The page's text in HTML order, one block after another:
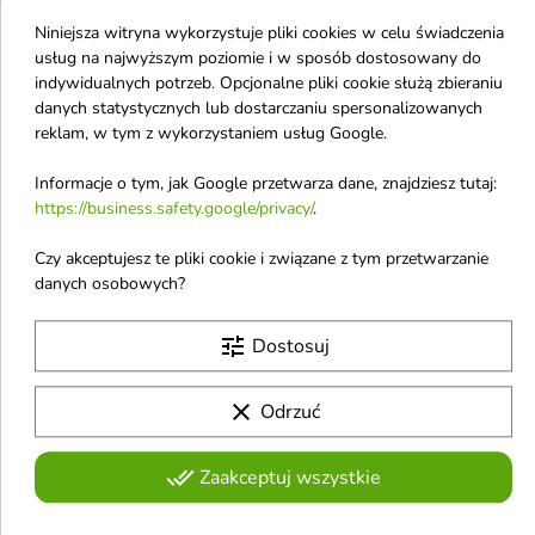
Karl Lagerfeld
Kativa
Katy Perry
Kids
Killys
Otrzymuj informację o nowościach i
Niniejsza witryna wykorzystuje pliki cookies w celu świadczenia
usług na najwyższym poziomie i w sposób dostosowany do
indywidualnych potrzeb. Opcjonalne pliki cookie służą zbieraniu
danych statystycznych lub dostarczaniu spersonalizowanych
reklam, w tym z wykorzystaniem usług Google.
Informacje o tym, jak Google przetwarza dane, znajdziesz tutaj:
https://business.safety.google/privacy/.
Czy akceptujesz te pliki cookie i związane z tym przetwarzanie
danych osobowych?
tune Dostosuj
clear Odrzuć
done_allZaakceptuj wszystkie